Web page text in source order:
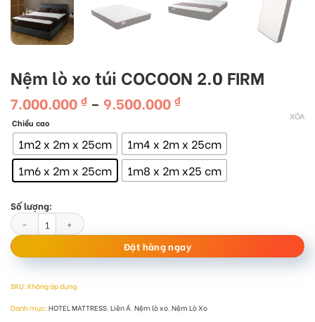
Nệm lò xo túi COCOON 2.0 FIRM
7.000.000 ₫ – 9.500.000 ₫Khoảng
từ
7.000.000 ₫
đến
9.500.000 ₫
Chiều cao
1m2 x 2m x 25cm
1m4 x 2m x 25cm
1m6 x 2m x 25cm
1m8 x 2m x25 cm
XÓA
Số lượng:
Nệm lò xo túi COCOON 2.0 FIRM số lượng
Đặt hàng ngay
SKU: Không áp dụng
Danh mục: HOTEL MATTRESS, Liên Á, Nệm lò xo, Nệm Lò Xo